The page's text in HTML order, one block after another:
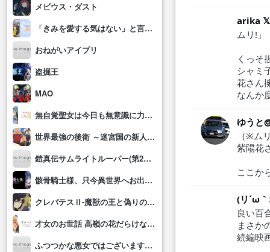
メビウス・ダスト
「きみを愛する気はない」と言った次期公爵様がなぜか溺愛してきます
おねがいアイプリ
盗掘王
MAO
無自覚聖女は今日も無意識に力を垂れ流す
世界最強の後衛 ～迷宮国の新人探索者～
鎧真伝サムライトルーパー(第2クール)
骸骨騎士様、只今異世界へお出掛け中Ⅱ
クレバテスⅡ-魔獣の王と偽りの勇者伝承-
才女のお世話 高嶺の花だらけな名門校で、学院一のお嬢様(生活能力皆無)を陰ながらお世話することになりました
ふつつかな悪女ではございますが～雛宮蝶鼠とりかえ伝～
ムリ!」
くっそ
シャミ
花さん
なんか
ゆうと
（※ム
紫陽花
ここか
(リ´ω
良い百
まさか
続編映